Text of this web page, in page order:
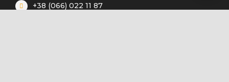
+38 (066) 022 11 87